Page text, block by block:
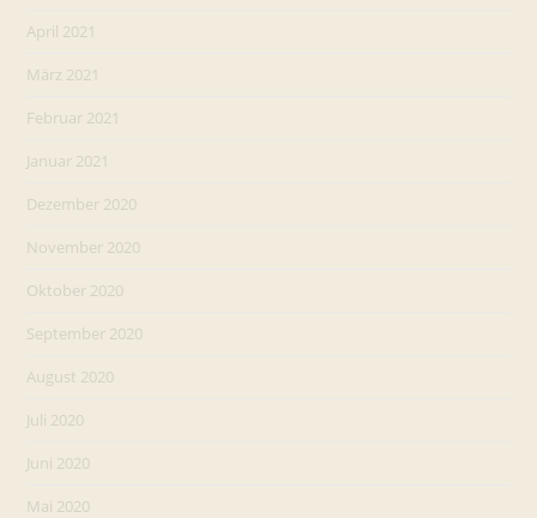
April 2021
März 2021
Februar 2021
Januar 2021
Dezember 2020
November 2020
Oktober 2020
September 2020
August 2020
Juli 2020
Juni 2020
Mai 2020